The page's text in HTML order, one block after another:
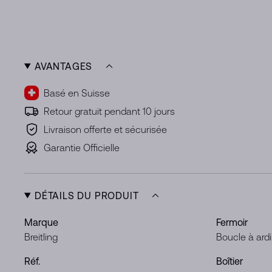
AVANTAGES
Basé en Suisse
Retour gratuit pendant 10 jours
Livraison offerte et sécurisée
Garantie Officielle
DÉTAILS DU PRODUIT
Marque
Breitling
Fermoir
Boucle à
Réf.
Boîtier